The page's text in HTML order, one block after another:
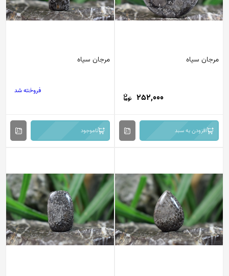
مرجان سیاه
252,000
افزودن به سبد
مرجان سیاه
فروخته شد
ناموجود